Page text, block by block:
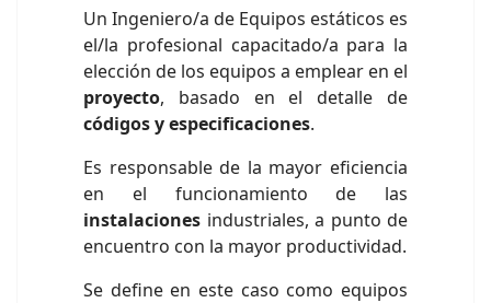
Un Ingeniero/a de Equipos estáticos es
el/la profesional capacitado/a para la
elección de los equipos a emplear en el
proyecto, basado en el detalle de
códigos y especificaciones.
Es responsable de la mayor eficiencia
en el funcionamiento de las
instalaciones industriales, a punto de
encuentro con la mayor productividad.
Se define en este caso como equipos